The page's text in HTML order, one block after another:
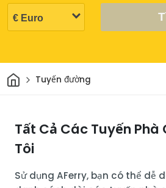
Trang chủ
Tuyến đường
Tất Cả Các Tuyến Phà
Tôi
Sử dụng AFerry, bạn có thể dễ